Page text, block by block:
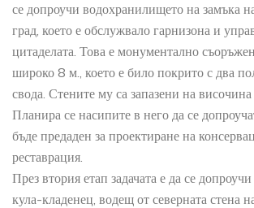
се допроучи водохранилището на замъка
град, което е обслужвало гарнизона и
цитаделата. Това е монументално
широко 8 м., което е било покрито с два
свода. Стените му са запазени на
Планира се насипите в него да се
бъде предаден за проектиране на
реставрация.
През втория етап задачата е да се
кула-кладенец, водещ от северната стена